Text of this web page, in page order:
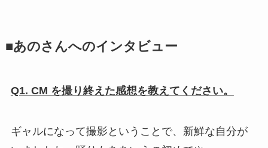
■あのさんへのインタビュー
Q1. CM を撮り終えた感想を教えてください。
ギャルになって撮影ということで、新鮮な自分が